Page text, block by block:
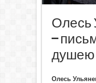
Олесь
–
душею
Олесь